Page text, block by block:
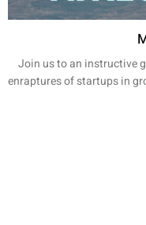
Join us to an instructive
enraptures of startups in